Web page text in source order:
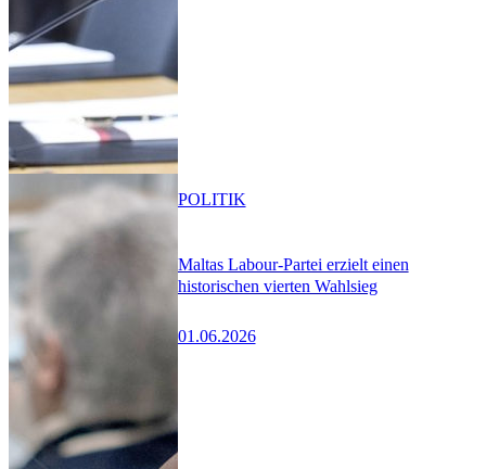
Maltas Labour-Partei erzielt einen
historischen vierten Wahlsieg
01.06.2026
POLITIK